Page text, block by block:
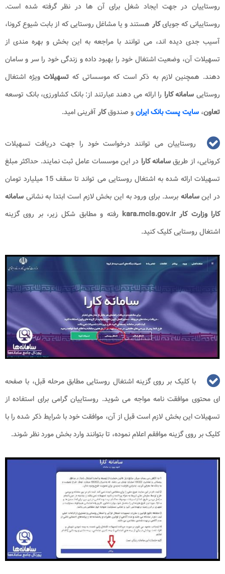
روستاییان در جهت ایجاد شغل برای آن ها در نظر گرفته شده است.
روستاییانی که جویایکار هستند و یا مشاغل روستایی که از بابت شیوع کرونا،
آسیب جدی دیده اند، می توانند با مراجعه به این بخش و بهره مندی از
تسهیلات آن، وضعیت اشتغال خود را بهبود داده و زندگی خود را سر و سامان
دهند. همچنین لازم به ذکر است که موسساتی که تسهیلاتویژه اشتغال
روستایی سامانه کارا را ارائه می دهند عبارتند از: بانک کشاورزی، بانک توسعه
تعاون، سایت پست بانک ایرانو صندوقکارآفرینی امید.
روستاییان می توانند درخواست خود را جهت دریافت تسهیلات
کرونایی، از طریقسامانه کارا در این موسسات عامل ثبت نمایند. حداکثر مبلغ
تسهیلات ارائه شده به اشتغال روستایی می تواند تا سقف 15 میلیارد تومان
در اینسامانهبرسد. برای ورود به این بخش لازم است ابتدا به نشانی سامانه
کارا وزارت کارkara.mcls.gov.ir رفته و مطابق شکل زیر، بر روی گزینه
اشتغال روستایی کلیک کنید.
با کلیک بر روی گزینه اشتغال روستایی مطابق مرحله قبل، با صفحه
ای محتوی موافقت نامه مواجه می شوید. روستاییان گرامی برای استفاده از
تسهیلات این بخش لازم است قبل از آن، موافقت خود با شرایط ذکر شده را با
کلیک بر روی گزینه موافقم اعلام نموده، تا بتوانند وارد بخش مورد نظر شوند.